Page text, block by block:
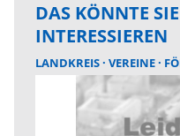
DAS KÖNNTE
INTERESSIEREN
LANDKREIS VEREINE